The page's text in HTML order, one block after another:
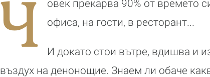
Ч
овек прекарва 90% от времето
офиса, на гости, в ресторант...
И докато стои вътре, вдишва и
въздух на денонощие. Знаем ли обаче